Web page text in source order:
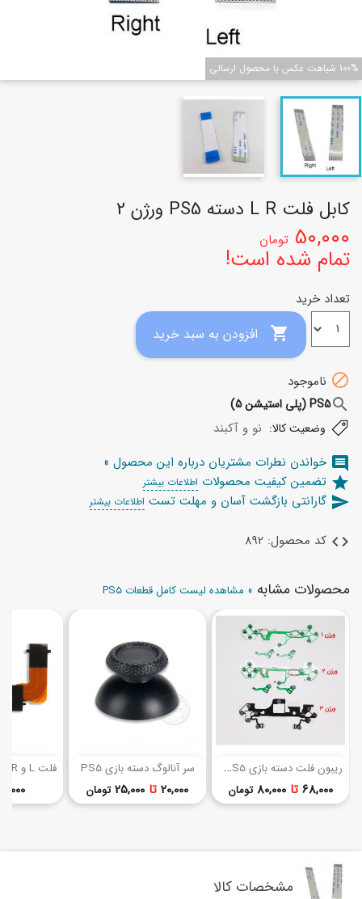
100% شباهت عکس با محصول ارسالی
کابل فلت L R دسته PS5 ورژن 2
50,000 تومان
تمام شده است!
تعداد خرید

 ناموجود
searchPS5 (پلی استیشن 5)
وضعیت کالا: نو و آکبند
comment خواندن نطرات مشتریان درباره این محصول »
star تضمین کیفیت محصولات اطلاعات بیشتر
send گارانتی بازگشت آسان و مهلت تست اطلاعات بیشتر
code کد محصول: 892
محصولات مشابه » مشاهده لیست کامل قطعات PS5
ر
یبون فلت دسته بازی PS5 (تمامی ورژن‌ها)
قیمت 68,000 تا80,000 تومان
(1)
سر آنالوگ دسته بازی PS5
قیمت 20,000 تا 25,000 تومان 99,000
مشخصات کالا